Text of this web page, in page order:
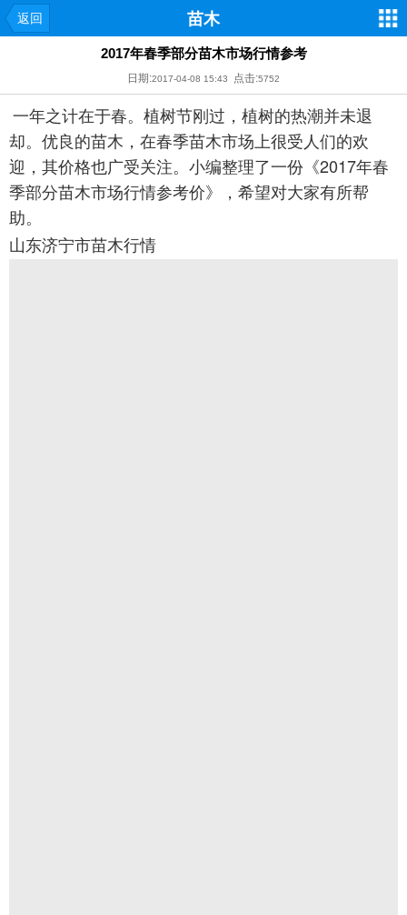
返回 苗木
2017年春季部分苗木市场行情参考
日期:2017-04-08 15:43 点击:5752
一年之计在于春。植树节刚过，植树的热潮并未退
却。优良的苗木，在春季苗木市场上很受人们的欢
迎，其价格也广受关注。小编整理了一份《2017年春
季部分苗木市场行情参考价》，希望对大家有所帮
助。
山东济宁市苗木行情